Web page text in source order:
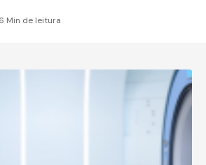
6 Min de leitura